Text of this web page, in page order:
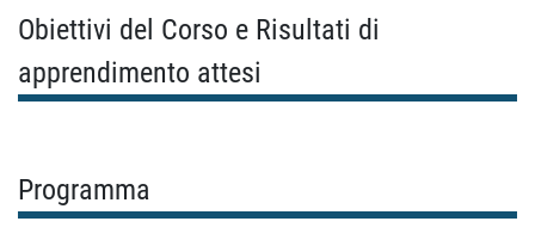
Obiettivi del Corso e Risultati di
apprendimento attesi
Programma